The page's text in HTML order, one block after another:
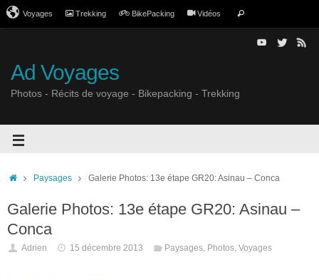
Voyages Trekking BikePacking Vidéos
Ad Voyages
Photos - Récits de voyage - Bikepacking - Trekking
Paysages Galerie Photos: 13e étape GR20: Asinau – Conca
Galerie Photos: 13e étape GR20: Asinau –
Conca
Adrien 15 décembre 2013 Paysages, Photos, Voyages